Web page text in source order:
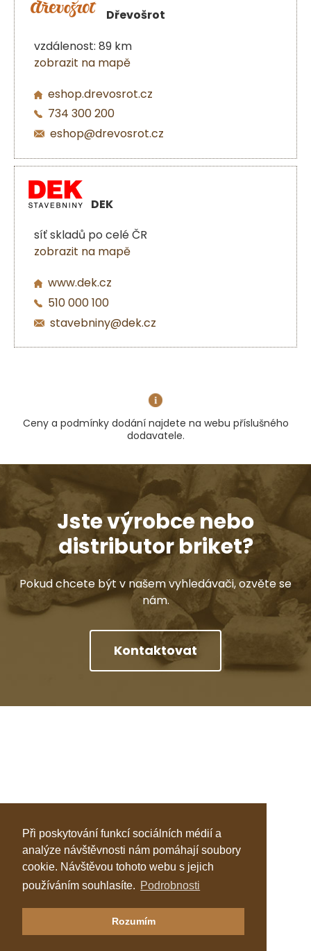
Při poskytování funkcí sociálních médií a
analýze návštěvnosti nám pomáhají soubory
cookie. Návštěvou tohoto webu s jejich
používáním souhlasíte. Podrobnosti
Rozumím
Dřevošrot
vzdálenost: 89 km
zobrazit na mapě
eshop.drevosrot.cz
734 300 200
eshop@drevosrot.cz
DEK
síť skladů po celé ČR
zobrazit na mapě
www.dek.cz
510 000 100
stavebniny@dek.cz
Ceny a podmínky dodání najdete na webu příslušného
dodavatele.
Jste výrobce nebo
distributor briket?
Pokud chcete být v našem vyhledávači, ozvěte se
nám.
Kontaktovat
Klastr Česká peleta
Katalog topenářů